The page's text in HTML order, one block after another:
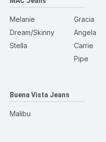
Melanie
Dream/Skinny
Stella
Gracia
Angela
Carrie
Pipe
Buena Vista Jeans
Malibu